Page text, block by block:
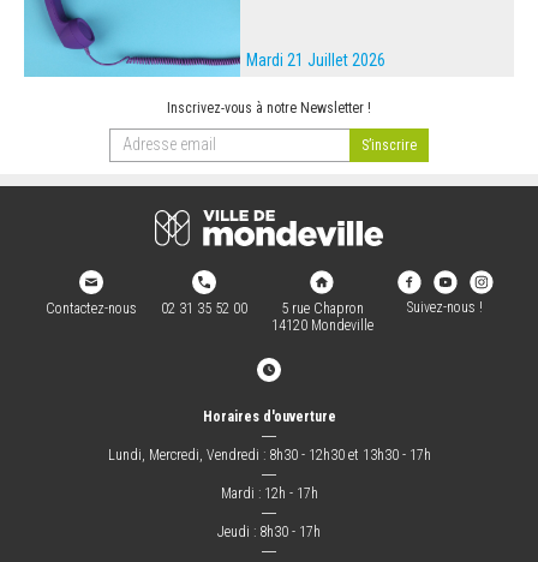
Mardi 21 Juillet 2026
Inscrivez-vous à notre Newsletter !
Contactez-nous 02 31 35 52 00
5 rue Chapron
14120 Mondeville
Suivez-nous !
Horaires d'ouverture
―
Lundi, Mercredi, Vendredi : 8h30 - 12h30 et 13h30 - 17h
―
Mardi : 12h - 17h
―
Jeudi : 8h30 - 17h
―